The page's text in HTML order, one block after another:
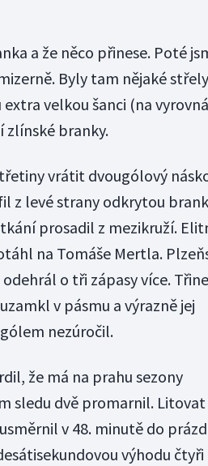
a že něco přinese. Poté
Byly tam nějaké
velkou šanci (na
branky.
vrátit dvougólový
z levé strany odkrytou
prosadil z mezikruží.
na Tomáše Mertla.
o tři zápasy více.
v pásmu a výrazně jej
nezúročil.
že má na prahu sezony
sledu dvě promarnil.
v 48. minutě do
výhodu